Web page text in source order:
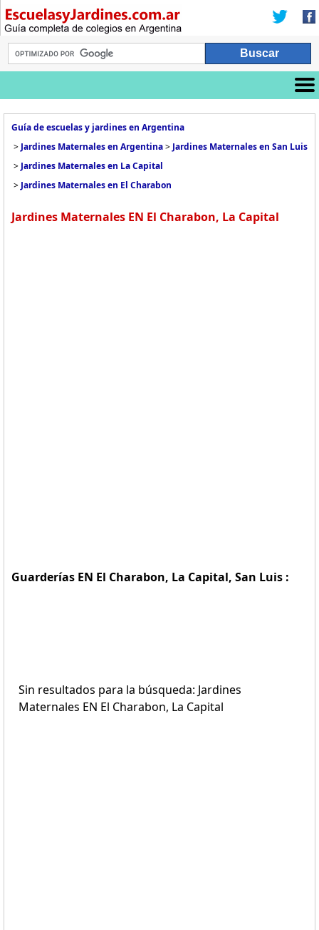
Guía de escuelas y jardines en Argentina
> Jardines Maternales en Argentina> Jardines Maternales en San Luis
> Jardines Maternales en La Capital
> Jardines Maternales en El Charabon
Jardines Maternales EN El Charabon, La Capital
Guarderías EN El Charabon, La Capital, San Luis :
Sin resultados para la búsqueda: Jardines
Maternales EN El Charabon, La Capital